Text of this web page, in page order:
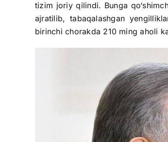
tizim joriy qilindi. Bunga
ajratilib, tabaqalashgan
birinchi chorakda 210 ming aholi